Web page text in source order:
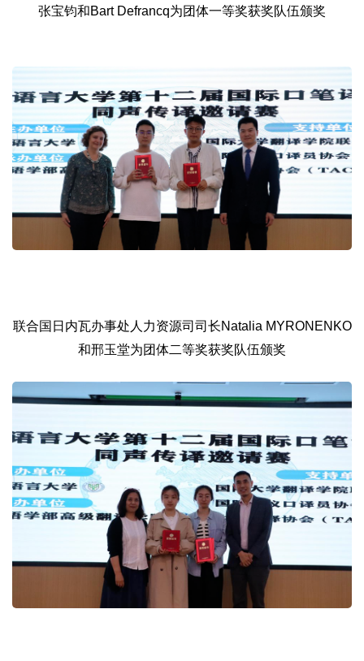
张宝钧和Bart Defrancq为团体一等奖获奖队伍颁奖
联合国日内瓦办事处人力资源司司长Natalia MYRONENKO
和邢玉堂为团体二等奖获奖队伍颁奖